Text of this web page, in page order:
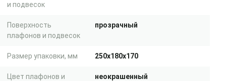
и подвесок
Поверхность
плафонов и подвесок
прозрачный
Размер упаковки, мм 250x180x170
Цвет плафонов и
неокрашенный